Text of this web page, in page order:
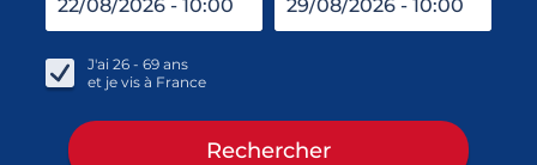
J'ai 26 - 69 ans
et je vis à France
Rechercher